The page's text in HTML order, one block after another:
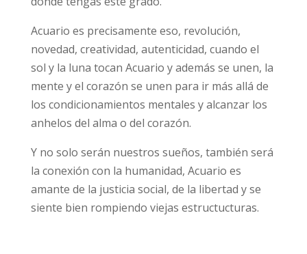
Acuario es precisamente eso, revolución,
novedad, creatividad, autenticidad, cuando el
sol y la luna tocan Acuario y además se unen, la
mente y el corazón se unen para ir más allá de
los condicionamientos mentales y alcanzar los
anhelos del alma o del corazón.
Y no solo serán nuestros sueños, también será
la conexión con la humanidad, Acuario es
amante de la justicia social, de la libertad y se
siente bien rompiendo viejas estructucturas.